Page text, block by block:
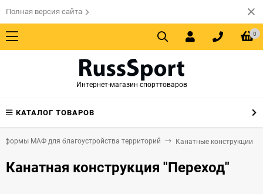
Полная версия сайта
0
Интернет-магазин спорттоваров
КАТАЛОГ ТОВАРОВ
формы МАФ для благоустройства территорий Канатные конструкции
Канатная конструкция "Переход"